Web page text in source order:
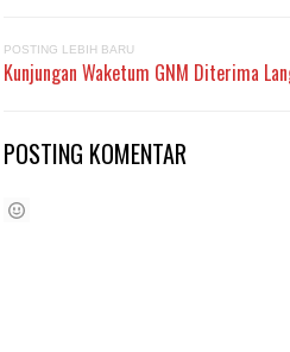
POSTING LEBIH BARU
Kunjungan Waketum GNM Diterima
POSTING KOMENTAR